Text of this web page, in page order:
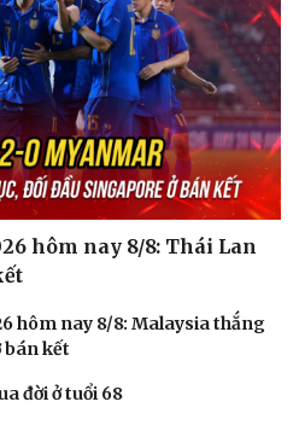
Giải trí
Nghệ sĩ
Thời trang
Sao Việt
hôm nay 8/8: Thái Lan
hôm nay 8/8: Malaysia thắng
bán kết
đời ở tuổi 68